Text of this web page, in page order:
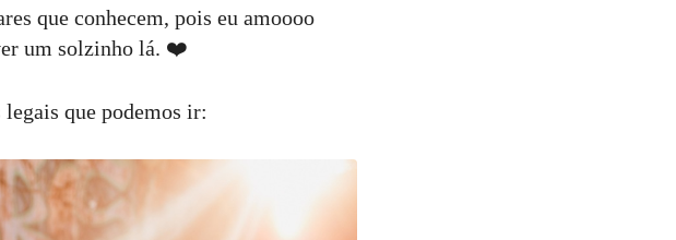
que conhecem, pois eu amoooo
um solzinho lá. ❤️
legais que podemos ir: